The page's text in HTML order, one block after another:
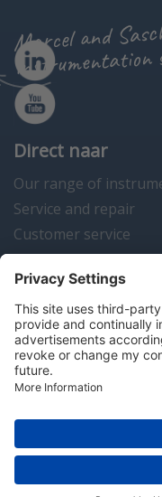
Marcel and
instrumentation
Direct naar
Our range of
Service and repair
Customer service
Instrumentation
Contact us
Algemene
Copyright ©